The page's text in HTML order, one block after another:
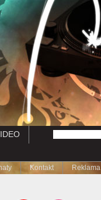
Kontakt Reklama